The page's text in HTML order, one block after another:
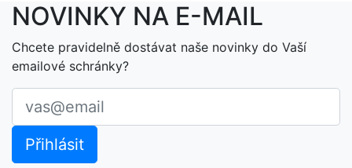
NOVINKY NA E-MAIL
Chcete pravidelně dostávat naše novinky do Vaší
emailové schránky?